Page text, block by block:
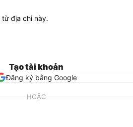
địa chỉ này.
Tạo tài khoản
Đăng ký bằng Google
HOẶC